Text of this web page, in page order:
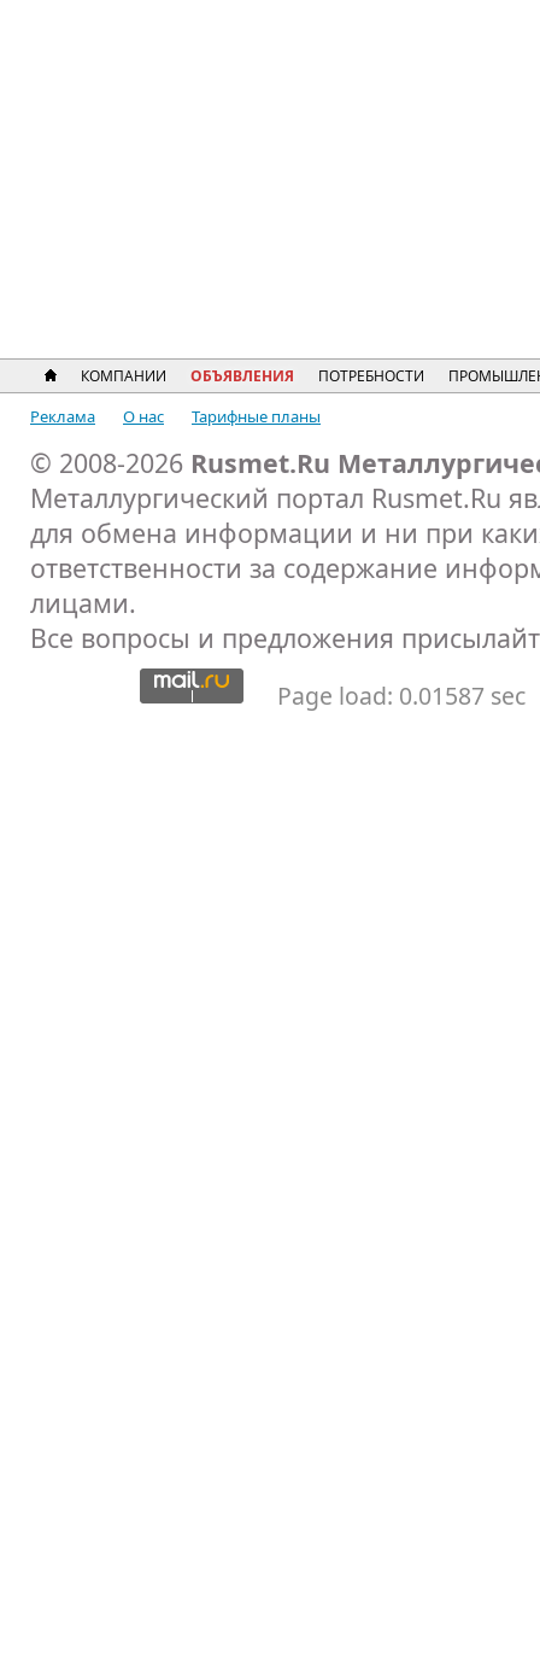
КОМПАНИИ ОБЪЯВЛЕНИЯ ПОТРЕБНОСТИ
Реклама О нас Тарифные планы
© 2008-2026 Rusmet.Ru
Металлургический портал Rusmet.Ru
для обмена информации и ни при
ответственности за содержание
лицами.
Все вопросы и предложения
Page load: 0.01587 sec